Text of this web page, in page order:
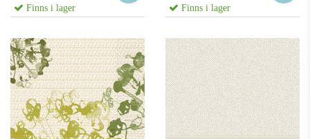
Finns i lager Finns i lager